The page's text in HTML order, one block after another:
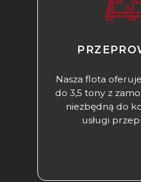
Nasza flota
do 3,5 tony z
niezbędną do
usługi